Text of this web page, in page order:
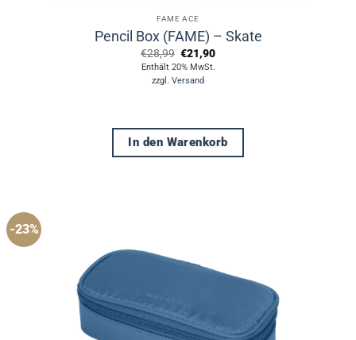
FAME ACE
Pencil Box (FAME) – Skate
€28,99 Ursprünglicher
Preis
war:
€28,99
€21,90Aktueller
Enthält 20% MwSt.
zzgl. Versand
In den Warenkorb
-23%